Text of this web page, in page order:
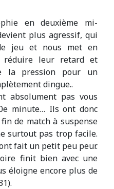
en deuxième mi-
plus agressif, qui
jeu et nous met en
leur retard et
la pression pour un
dingue..
absolument pas vous
minute… Ils ont donc
de match à suspense
surtout pas trop facile.
fait un petit peu peur.
finit bien avec une
éloigne encore plus de